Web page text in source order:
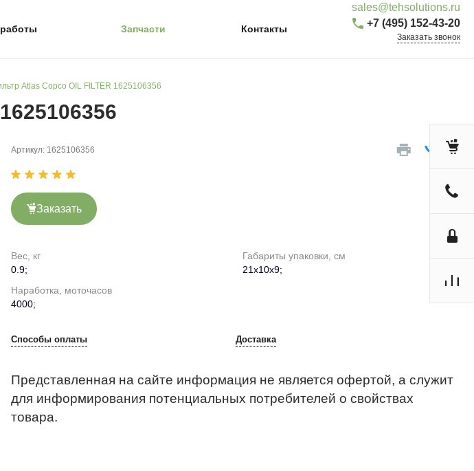
Запчасти Контакты
sales@tehsolutions.ru
+7 (495) 152-43-20
Заказать звонок
Atlas Copco OIL FILTER 1625106356
Артикул: 1625106356
Заказать
Вес, кг
0.9;
Габариты упаковки, см
21х10х9;
Наработка, моточасов
4000;
Способы оплаты Доставка
Представленная на сайте информация не является офертой, а служит
для информирования потенциальных потребителей о свойствах
товара.